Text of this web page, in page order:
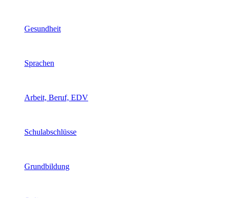
Gesundheit
Sprachen
Arbeit, Beruf, EDV
Schulabschlüsse
Grundbildung